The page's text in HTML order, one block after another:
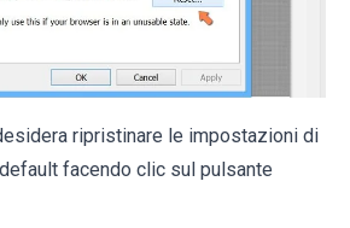
ripristinare le impostazioni di
facendo clic sul pulsante